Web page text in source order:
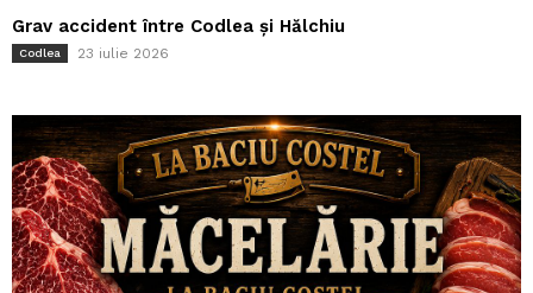
Grav accident între Codlea și Hălchiu
Codlea 23 iulie 2026